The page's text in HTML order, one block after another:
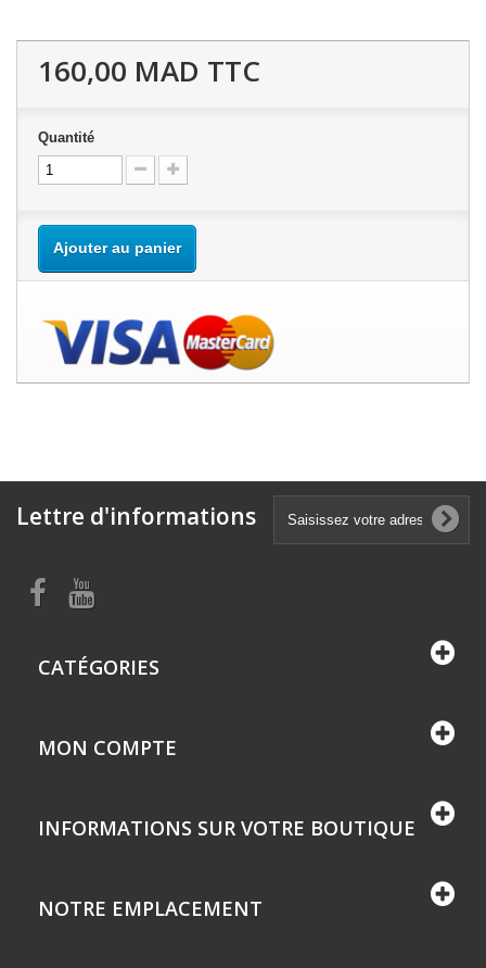
160,00 MAD TTC
Quantité
Ajouter au panier
Lettre d'informations
CATÉGORIES
MON COMPTE
INFORMATIONS SUR VOTRE BOUTIQUE
NOTRE EMPLACEMENT